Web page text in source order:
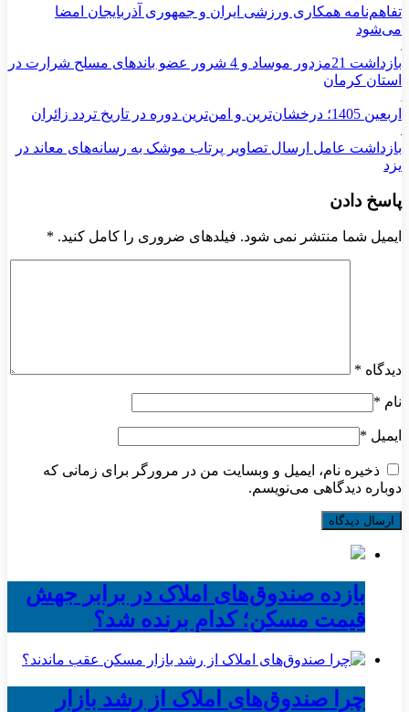
تفاهم‌نامه همکاری ورزشی ایران و جمهوری آذربایجان امضا
می‌شود
بازداشت 21مزدور موساد و 4 شرور عضو باندهای مسلح شرارت در
استان کرمان
اربعین 1405؛ درخشان‌ترین و امن‌ترین دوره در تاریخ تردد زائران
بازداشت عامل ارسال تصاویر پرتاب موشک به رسانه‌های معاند در
یزد
پاسخ دادن
ایمیل شما منتشر نمی شود. فیلدهای ضروری را کامل کنید. *
دیدگاه *
نام *
ایمیل *
ذخیره نام، ایمیل و وبسایت من در مرورگر برای زمانی که
دوباره دیدگاهی می‌نویسم.
بازده صندوق‌های املاک در برابر جهش
قیمت مسکن؛ کدام برنده شد؟
چرا صندوق‌های املاک از رشد بازار